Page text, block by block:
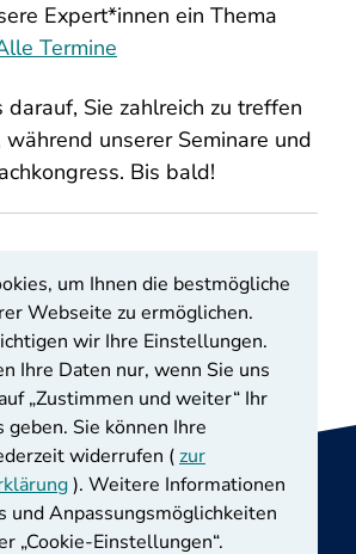
Expert*innen ein Thema
Termine
Sie zahlreich zu treffen
unserer Seminare und
Bis bald!
um Ihnen die bestmögliche
Webseite zu ermöglichen.
wir Ihre Einstellungen.
Ihre Daten nur, wenn Sie uns
„Zustimmen und weiter“ Ihr
geben. Sie können Ihre
widerrufen (zur
). Weitere Informationen
und Anpassungsmöglichkeiten
„Cookie-Einstellungen“.